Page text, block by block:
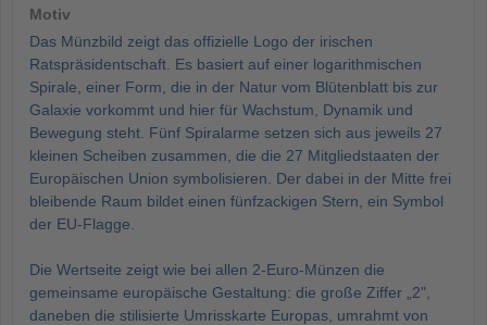
Motiv
Das Münzbild zeigt das offizielle Logo der irischen
Ratspräsidentschaft. Es basiert auf einer logarithmischen
Spirale, einer Form, die in der Natur vom Blütenblatt bis zur
Galaxie vorkommt und hier für Wachstum, Dynamik und
Bewegung steht. Fünf Spiralarme setzen sich aus jeweils 27
kleinen Scheiben zusammen, die die 27 Mitgliedstaaten der
Europäischen Union symbolisieren. Der dabei in der Mitte frei
bleibende Raum bildet einen fünfzackigen Stern, ein Symbol
der EU-Flagge.
Die Wertseite zeigt wie bei allen 2-Euro-Münzen die
gemeinsame europäische Gestaltung: die große Ziffer „2",
daneben die stilisierte Umrisskarte Europas, umrahmt von